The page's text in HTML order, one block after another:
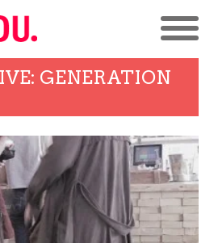
GENERATION